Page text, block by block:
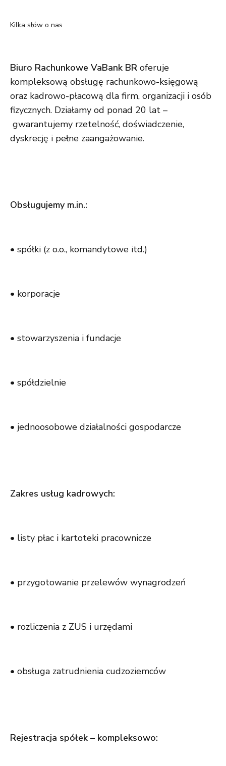
Kilka słów o nas
Biuro Rachunkowe VaBank BR oferuje
kompleksową obsługę rachunkowo-księgową
oraz kadrowo-płacową dla firm, organizacji i osób
fizycznych. Działamy od ponad 20 lat –
gwarantujemy rzetelność, doświadczenie,
dyskrecję i pełne zaangażowanie.
Obsługujemy m.in.:
• spółki (z o.o., komandytowe itd.)
• korporacje
• stowarzyszenia i fundacje
• spółdzielnie
• jednoosobowe działalności gospodarcze
Zakres usług kadrowych:
• listy płac i kartoteki pracownicze
• przygotowanie przelewów wynagrodzeń
• rozliczenia z ZUS i urzędami
• obsługa zatrudnienia cudzoziemców
Rejestracja spółek – kompleksowo: